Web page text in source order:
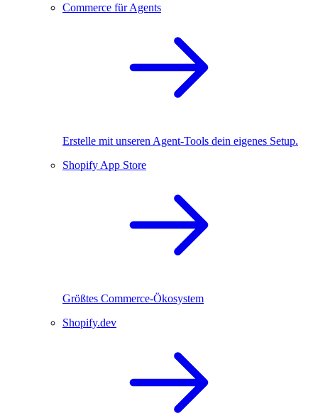
Commerce für Agents
Erstelle mit unseren Agent-Tools dein eigenes Setup.
Shopify App Store
Größtes Commerce-Ökosystem
Shopify.dev